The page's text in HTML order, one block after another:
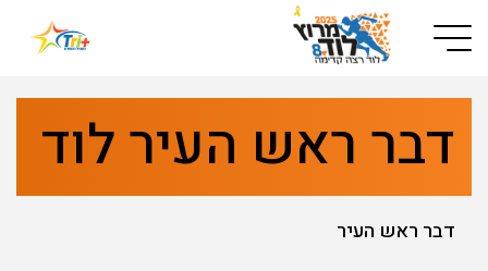
Button used only for devices with a small screen
דבר ראש העיר לוד
דבר ראש העיר